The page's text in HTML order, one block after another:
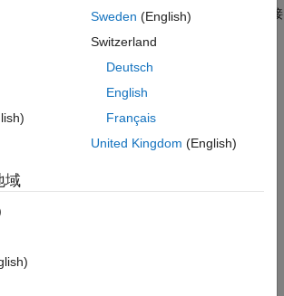
して永続性サービスを MATLAB セッションに接
して接続した場合は、detach
ります。
ビス コントローラー オブジェクトを作成し、
を使用して永続性サービスを開始します。
Sweden (English)
Switzerland
Deutsch
English
Français
United Kingdom (English)
域